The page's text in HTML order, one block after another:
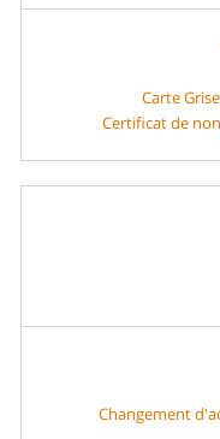
Carte
Certificat de
Changement